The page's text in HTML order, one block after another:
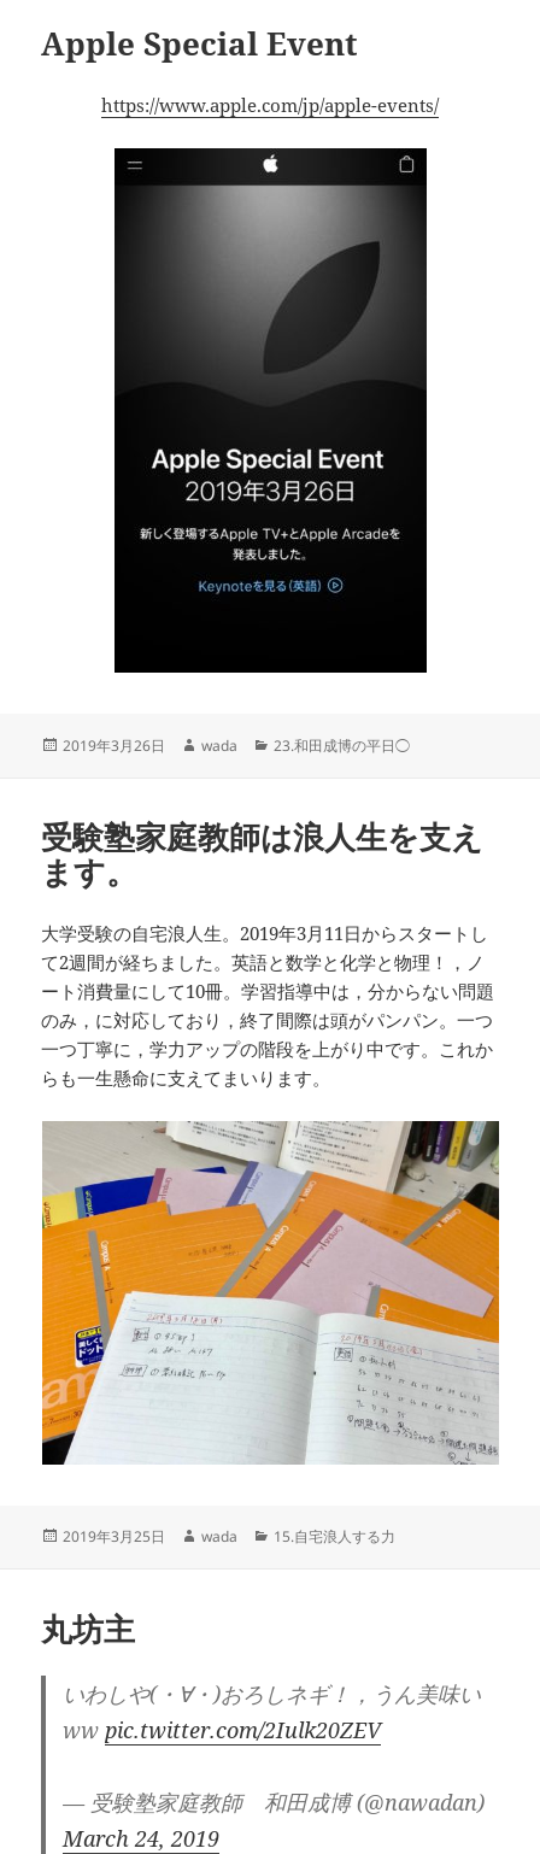
Apple Special Event
https://www.apple.com/jp/apple-events/
投
2019年3月26日
作
wada
カ
ー
23.和田成博の平日◯
受験塾家庭教師は浪人生を支え
ます。
大学受験の自宅浪人生。2019年3月11日からスタートし
て2週間が経ちました。英語と数学と化学と物理！，ノ
ート消費量にして10冊。学習指導中は，分からない問題
のみ，に対応しており，終了間際は頭がパンパン。一つ
一つ丁寧に，学力アップの階段を上がり中です。これか
らも一生懸命に支えてまいります。
投
2019年3月25日
作
wada
カ
15.自宅浪人する力
丸坊主
いわしや(・∀・)おろしネギ！，うん美味い
ww pic.twitter.com/2Iulk20ZEV
— 受験塾家庭教師 和田成博 (@nawadan)
March 24, 2019